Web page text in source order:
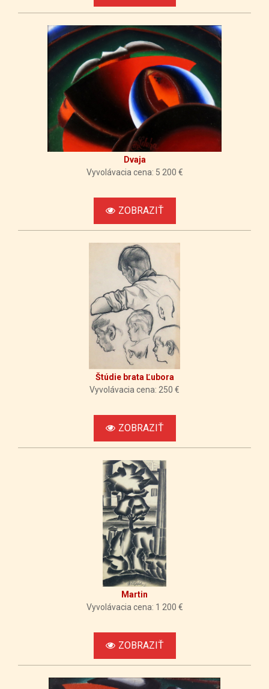
Dvaja
Vyvolávacia cena: 5 200 €
ZOBRAZIŤ
Štúdie brata Ľubora
Vyvolávacia cena: 250 €
ZOBRAZIŤ
Martin
Vyvolávacia cena: 1 200 €
ZOBRAZIŤ